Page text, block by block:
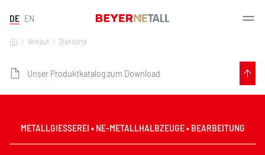
DE EN
Verkauf Standorte
Unser Produktkatalog zum Download
METALLGIESSEREI • NE-METALLHALBZEUGE • BEARBEITUNG